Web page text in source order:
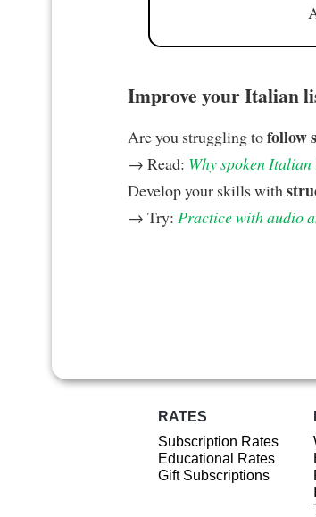
Improve your Italian
Are you struggling tofollow
→ Read: Why spoken
Develop your skills with
→ Try: Practice with audio
RATES
Subscription Rates
Educational Rates
Gift Subscriptions